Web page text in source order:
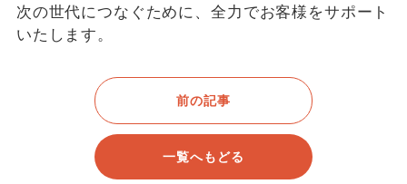
次の世代につなぐために、全力でお客様をサポート
いたします。
前の記事
一覧へもどる